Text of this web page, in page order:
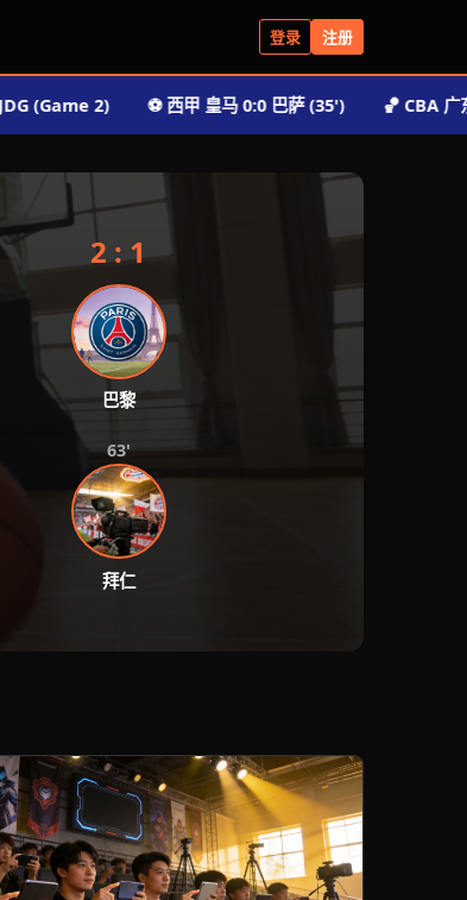
登录 注册
2) ⚽️ 西甲 皇马 0:0 巴萨 (35') 🏀 CBA 广东
2 : 1
巴黎
63'
拜仁